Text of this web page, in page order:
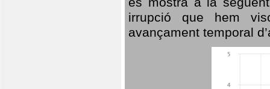
irrupció que hem
avançament temporal